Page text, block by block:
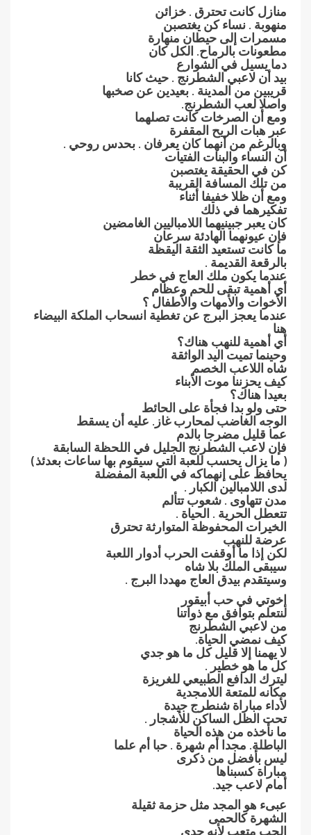
منازل كانت تحترق . خزائن
منهوبة . نساء كن يغتصبن
مسمرات إلى حيطان منهارة
مطعونات بالرماح. الكل كان
دما يسيل في الشوارع
بيد أن لاعبي الشطرنج . حيث كانا
قريبين من المدينة . بعيدين عن صخبها
واصلا لعب الشطرنج.
ومع أن الصرخات كانت تصلهما
عبر هبات الريح المقفرة
وبالرغم من أنهما كان يعرفان . بحدس روحي .
أن النساء والبنات الفتيات
كن في الحقيقة يغتصبن
من تلك المسافة القريبة
ومع أن ظلا خفيفا أثناء
تفكيرهما في ذلك
كان يعبر جبينيهما اللامباليين الغامضين
فإن عيونهما الهادئة سرعان
ما كانت تستعيد الثقة اليقظة
بالرقعة القديمة .
عندما يكون ملك العاج في خطر
أي أهمية تبقى للحم وعظام
الأخوات والأمهات والأطفال ؟
عندما يعجز البرج عن تغطية انسحاب الملكة البيضاء
هنا
أي أهمية للنهب هناك؟
وحينما تميت اليد الواثقة
شاه اللاعب الخصم
كيف يحزننا موت الأبناء
بعيدا هناك؟
حتى ولو بدا فجأة على الحائط
الوجه الغاضب لمحارب غاز. عليه أن يسقط
عما قليل مضرجا بالدم
فإن لاعب الشطرنج الجليل في اللحظة السابقة
( ما يزال يحسب للعبة التي سيقوم بها ساعات بعدئذ)
يحافظ على إنهماكه في اللعبة المفضلة
لدى اللامبالين الكبار .
مدن تتهاوى . شعوب تتألم
تتعطل الحرية . الحياة .
الخيرات المحفوظة المتوارثة تحترق
عرضة للنهب
لكن إذا ما أوقفت الحرب أدوار اللعبة
سيبقى الملك بلا شاه
وسيتقدم بيدق العاج مهددا البرج .
إخوتي في حب أبيقور
لنتعلم بتوافق مع ذواتنا
من لاعبي الشطرنج
كيف نمضي الحياة.
لا يهمنا إلا قليل كل ما هو جدي
كل ما هو خطير .
ليترك الدافع الطبيعي للغريزة
مكانه للمتعة اللامجدية
لأداء مباراة شنطرج جيدة
تحت الظل الساكن للأشجار .
ما نأخذه من هذه الحياة
الباطلة. مجدا أم شهرة . حبا أم علما
ليس بأفضل من ذكرى
مباراة كسبناها
أمام لاعب جيد.
عبىء هو المجد مثل حزمة ثقيلة
الشهرة كالحمى
الحب متعب لأنه جدي